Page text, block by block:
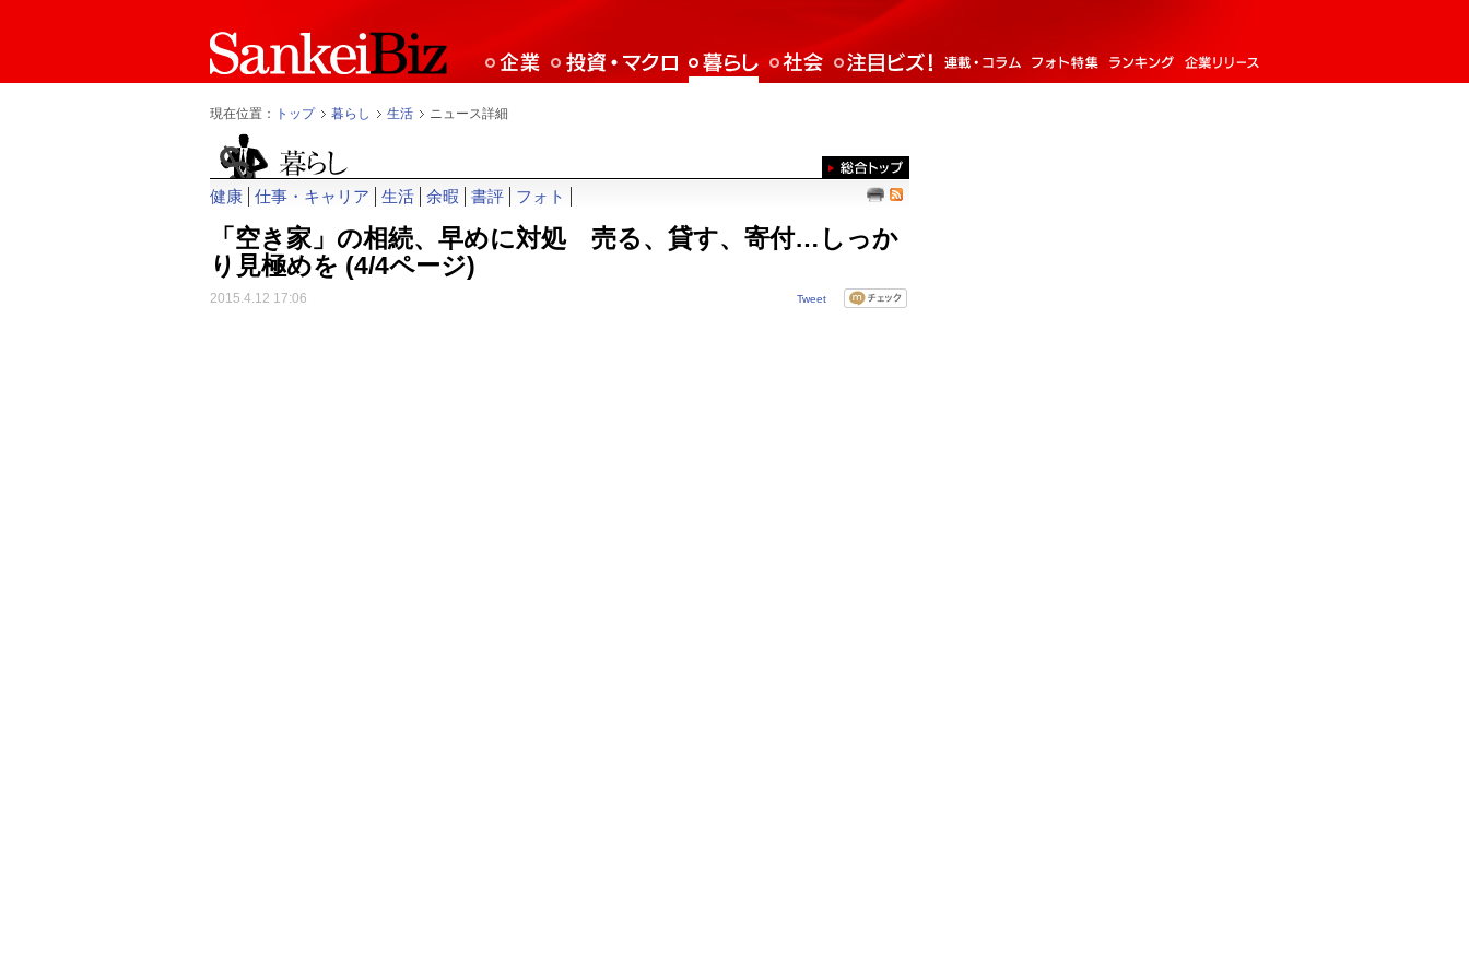
現在位置： トップ 暮らし 生活 ニュース詳細
健康 仕事・キャリア 生活 余暇 書評 フォト
「空き家」の相続、早めに対処 売る、貸す、寄付…しっか
り見極めを (4/4ページ)
2015.4.12 17:06 Tweet